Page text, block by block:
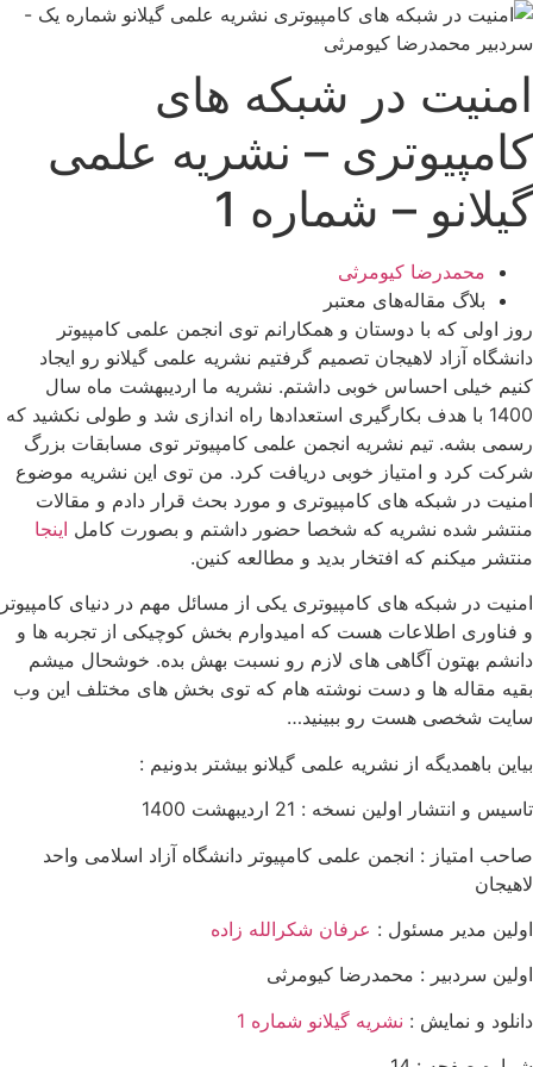
پرش
به
محتوا
امنیت در شبکه های
کامپیوتری – نشریه علمی
گیلانو – شماره 1
محمدرضا کیومرثی
بلاگ مقاله‌های معتبر
روز اولی که با دوستان و همکارانم توی انجمن علمی کامپیوتر
دانشگاه آزاد لاهیجان تصمیم گرفتیم نشریه علمی گیلانو رو ایجاد
کنیم خیلی احساس خوبی داشتم. نشریه ما اردیبهشت ماه سال
1400 با هدف بکارگیری استعدادها راه اندازی شد و طولی نکشید که
رسمی بشه. تیم نشریه انجمن علمی کامپیوتر توی مسابقات بزرگ
شرکت کرد و امتیاز خوبی دریافت کرد. من توی این نشریه موضوع
امنیت در شبکه های کامپیوتری و مورد بحث قرار دادم و مقالات
منتشر شده نشریه که شخصا حضور داشتم و بصورت کامل اینجا
منتشر میکنم که افتخار بدید و مطالعه کنین.
امنیت در شبکه های کامپیوتری یکی از مسائل مهم در دنیای کامپیوتر
و فناوری اطلاعات هست که امیدوارم بخش کوچیکی از تجربه ها و
دانشم بهتون آگاهی های لازم رو نسبت بهش بده. خوشحال میشم
بقیه مقاله ها و دست نوشته هام که توی بخش های مختلف این وب
سایت شخصی هست رو ببینید…
بیاین باهمدیگه از نشریه علمی گیلانو بیشتر بدونیم :
تاسیس و انتشار اولین نسخه : 21 اردیبهشت 1400
صاحب امتیاز : انجمن علمی کامپیوتر دانشگاه آزاد اسلامی واحد
لاهیجان
اولین مدیر مسئول : عرفان شکرالله زاده
اولین سردبیر : محمدرضا کیومرثی
دانلود و نمایش : نشریه گیلانو شماره 1